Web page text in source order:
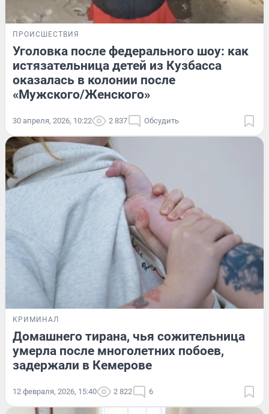
ПРОИСШЕСТВИЯ
Уголовка после федерального шоу: как
истязательница детей из Кузбасса
оказалась в колонии после
«Мужского/Женского»
30 апреля, 2026, 10:22 2 837 Обсудить
КРИМИНАЛ
Домашнего тирана, чья сожительница
умерла после многолетних побоев,
задержали в Кемерове
12 февраля, 2026, 15:40 2 822 6